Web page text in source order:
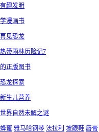
有趣发明
学漫画书
再见恐龙
热带雨林历险记7
的正版图书
恐龙探索
新生儿营养
世界自然未解之谜
蜂蜜 雅马哈钢琴 法拉利 坡跟鞋 唇膏